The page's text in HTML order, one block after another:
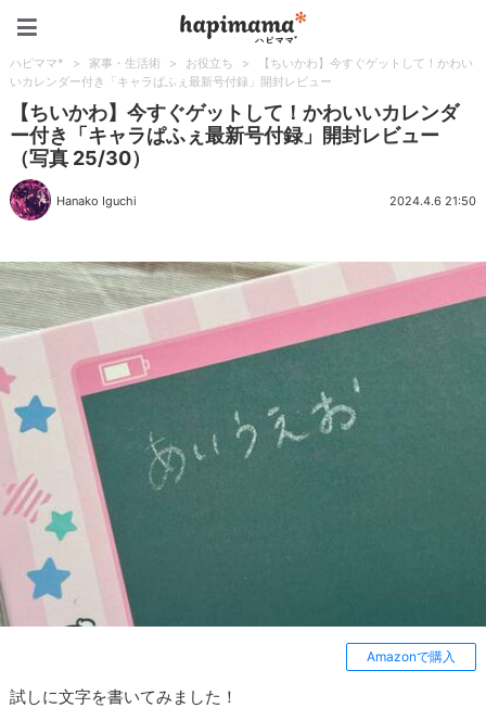
ハピママ* > 家事・生活術 > お役立ち >
【ちいかわ】今すぐゲットして！かわい
いカレンダー付き「キャラぱふぇ最新号付録」開封レビュー
【ちいかわ】今すぐゲットして！かわいいカレンダ
ー付き「キャラぱふぇ最新号付録」開封レビュー
（写真 25/30）
Hanako Iguchi 2024.4.6 21:50
Amazonで購入
試しに文字を書いてみました！